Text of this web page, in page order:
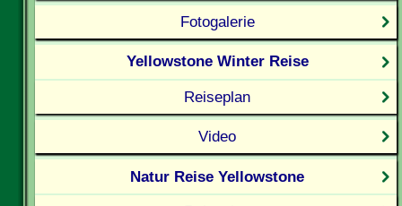
Fotogalerie
Yellowstone Winter Reise
Reiseplan
Video
Natur Reise Yellowstone